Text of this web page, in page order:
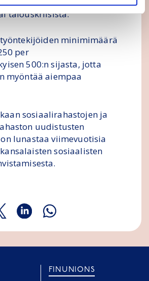
talouskriisistä.
minimimäärä
per
500:n sijasta, jotta
myöntää aiempaa
sosiaalirahastojen ja
uudistusten
lunastaa viimevuotisia
sosiaalisten
Twitterissä
Jaa Linkedinissä
Jaa Whatsappissa
FINUNIONS